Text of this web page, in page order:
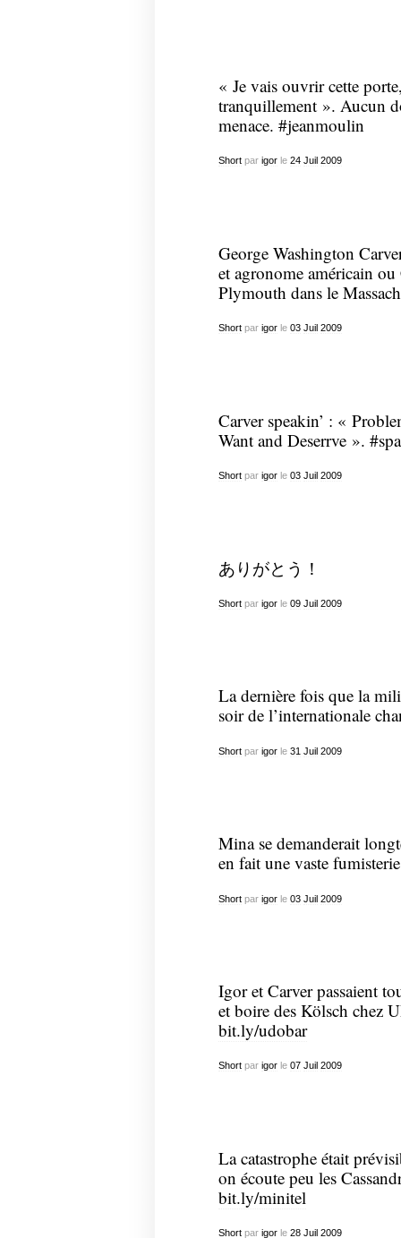
« Je vais ouvrir cette
tranquillement ». Aucun
menace. #jeanmoulin
Shortpar igorle 24 Juil 2009
George Washington
et agronome américain
Plymouth dans le
Shortpar igorle 03 Juil 2009
Carver speakin’ : «
Want and Deserrve ».
Shortpar igorle 03 Juil 2009
ありがとう！
Shortpar igorle 09 Juil 2009
La dernière fois que la
soir de l’internationale
Shortpar igorle 31 Juil 2009
Mina se demanderait
en fait une vaste
Shortpar igorle 03 Juil 2009
Igor et Carver passaient
et boire des Kölsch chez
bit.ly/udobar
Shortpar igorle 07 Juil 2009
La catastrophe était
on écoute peu les
bit.ly/minitel
Shortpar igorle 28 Juil 2009